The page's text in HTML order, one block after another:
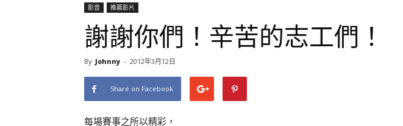
影音 推薦影片
謝謝你們！辛苦的志工們！
By Johnny - 2012年3月12日
Share on Facebook
每場賽事之所以精彩，